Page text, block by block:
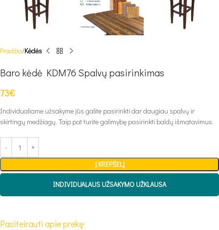
Pradžia Kėdės
Baro kėdė KDM76 Spalvų pasirinkimas
73€
Individualiame užsakyme jūs galite pasirinkti dar daugiau spalvų ir
skirtingų medžiagų. Taip pat turite galimybę pasirinkti baldų išmatavimus.
Į KREPŠELĮ
INDIVIDUALAUS UŽSAKYMO UŽKLAUSA
Pasiteirauti apie prekę